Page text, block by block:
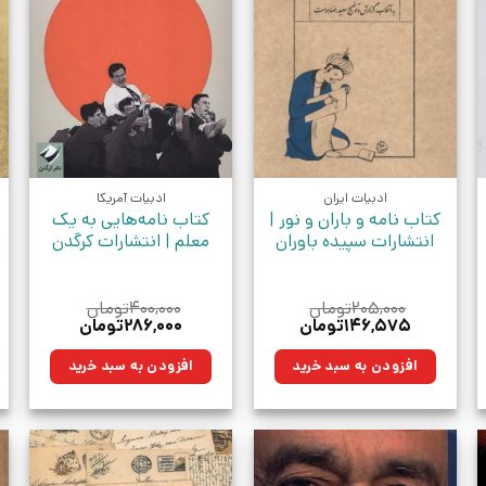
ادبیات ایران
کتاب نامه و باران و نور |
انتشارات سپیده باوران
۲۰۵,۰۰۰تومان
قیمت
۲۰۵,۰۰۰تومان
بود.
۱۴۶,۵۷۵تومان
۱۴۶,۵۷۵تومان.افزودن به سبد خرید
ادبیات آمریکا
کتاب نامه‌هایی به یک
معلم | انتشارات کرگدن
۴۰۰,۰۰۰تومان
قیمت
۴۰۰,۰۰۰تومان
بود.
۲۸۶,۰۰۰تومانقیمت
۲۸۶,۰۰۰تومان.افزودن به سبد خرید